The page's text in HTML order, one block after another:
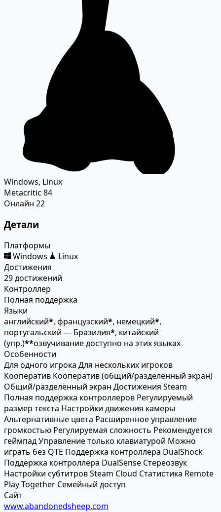
Windows, Linux
Metacritic 84
Онлайн 22
Детали
Платформы
Windows
Linux
Достижения
29 достижений
Контроллер
Полная поддержка
Языки
английский*, французский*, немецкий*,
португальский — Бразилия*, китайский
(упр.)**озвучивание доступно на этих языках
Особенности
Для одного игрока Для нескольких игроков
Кооператив Кооператив (общий/разделённый экран)
Общий/разделённый экран Достижения Steam
Полная поддержка контроллеров Регулируемый
размер текста Настройки движения камеры
Альтернативные цвета Расширенное управление
громкостью Регулируемая сложность Рекомендуется
геймпадУправление только клавиатурой Можно
играть без QTE Поддержка контроллера DualShock
Поддержка контроллера DualSense Стереозвук
Настройки субтитровSteam Cloud Статистика Remote
Play Together Семейный доступ
Сайт
www.abandonedsheep.com